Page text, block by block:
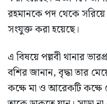
রহমানকে পদ থেকে সরিয়ে
সংযুক্ত করা হয়েছে।
এ বিষয়ে পল্লবী থানার
বশির জানান, বৃদ্ধা তার
কক্ষে মা ও আরেকটি কক্ষে